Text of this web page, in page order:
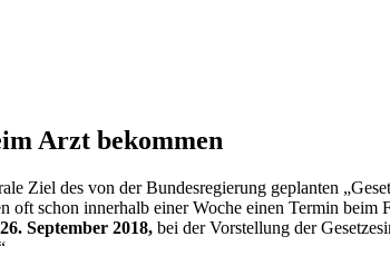
Arzt bekommen
Ziel des von der Bundesregierung geplanten
schon innerhalb einer Woche einen Termin
September 2018, bei der Vorstellung der